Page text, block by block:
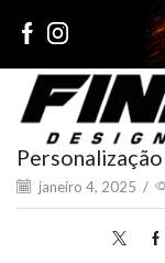
janeiro 4, 2025 /